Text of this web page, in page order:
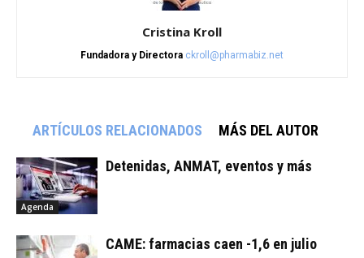
Cristina Kroll
Fundadora y Directora ckroll@pharmabiz.net
ARTÍCULOS RELACIONADOS MÁS DEL AUTOR
Agenda
Detenidas, ANMAT, eventos y más
CAME: farmacias caen -1,6 en julio